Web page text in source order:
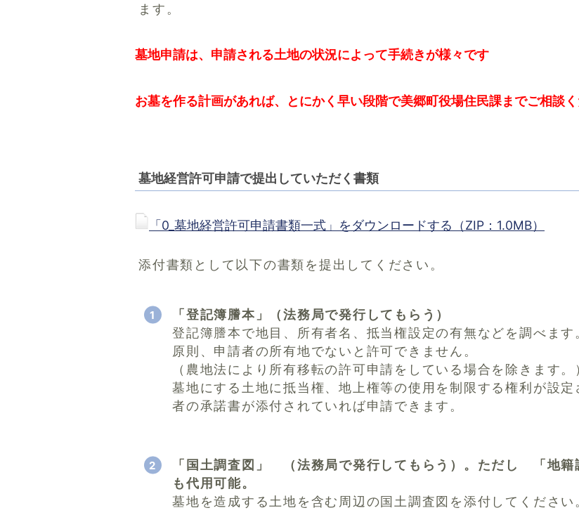
ます。
墓地申請は、申請される土地の状況によって手続きが様々です
お墓を作る計画があれば、とにかく早い段階で美郷町役場住民課までご相談
墓地経営許可申請で提出していただく書類
「0_墓地経営許可申請書類一式」をダウンロードする（ZIP：1.0MB）
添付書類として以下の書類を提出してください。
「登記簿謄本」（法務局で発行してもらう）
登記簿謄本で地目、所有者名、抵当権設定の有無などを調べます
原則、申請者の所有地でないと許可できません。
（農地法により所有移転の許可申請をしている場合を除きます。
墓地にする土地に抵当権、地上権等の使用を制限する権利が設
者の承諾書が添付されていれば申請できます。
「国土調査図」 （法務局で発行してもらう）。ただし 「地籍
も代用可能。
墓地を造成する土地を含む周辺の国土調査図を添付してください